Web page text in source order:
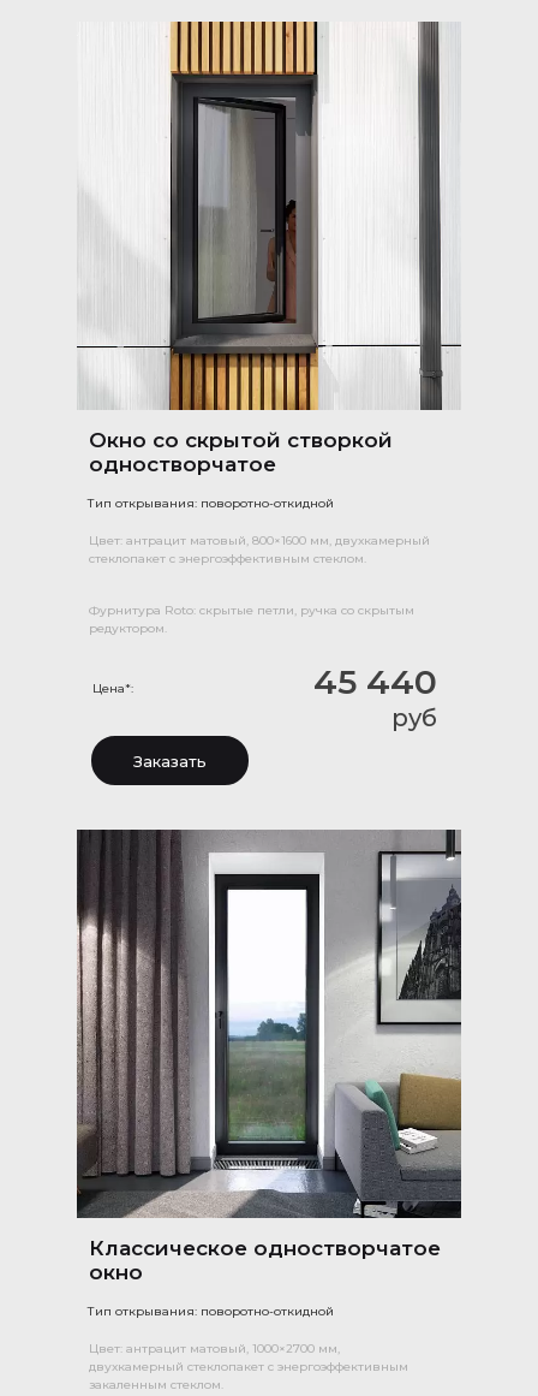
Классическое одностворчатое
окно
Тип открывания: поворотно-откидной
Цвет: антрацит матовый, 1000×2700 мм,
двухкамерный стеклопакет с энергоэффективным
закаленным стеклом.
45 440
руб
Окно со скрытой створкой
одностворчатое
Тип открывания: поворотно-откидной
Цвет: антрацит матовый, 800×1600 мм, двухкамерный
стеклопакет с энергоэффективным стеклом.
Фурнитура Roto: скрытые петли, ручка со скрытым
редуктором.
Цена*:
Заказать